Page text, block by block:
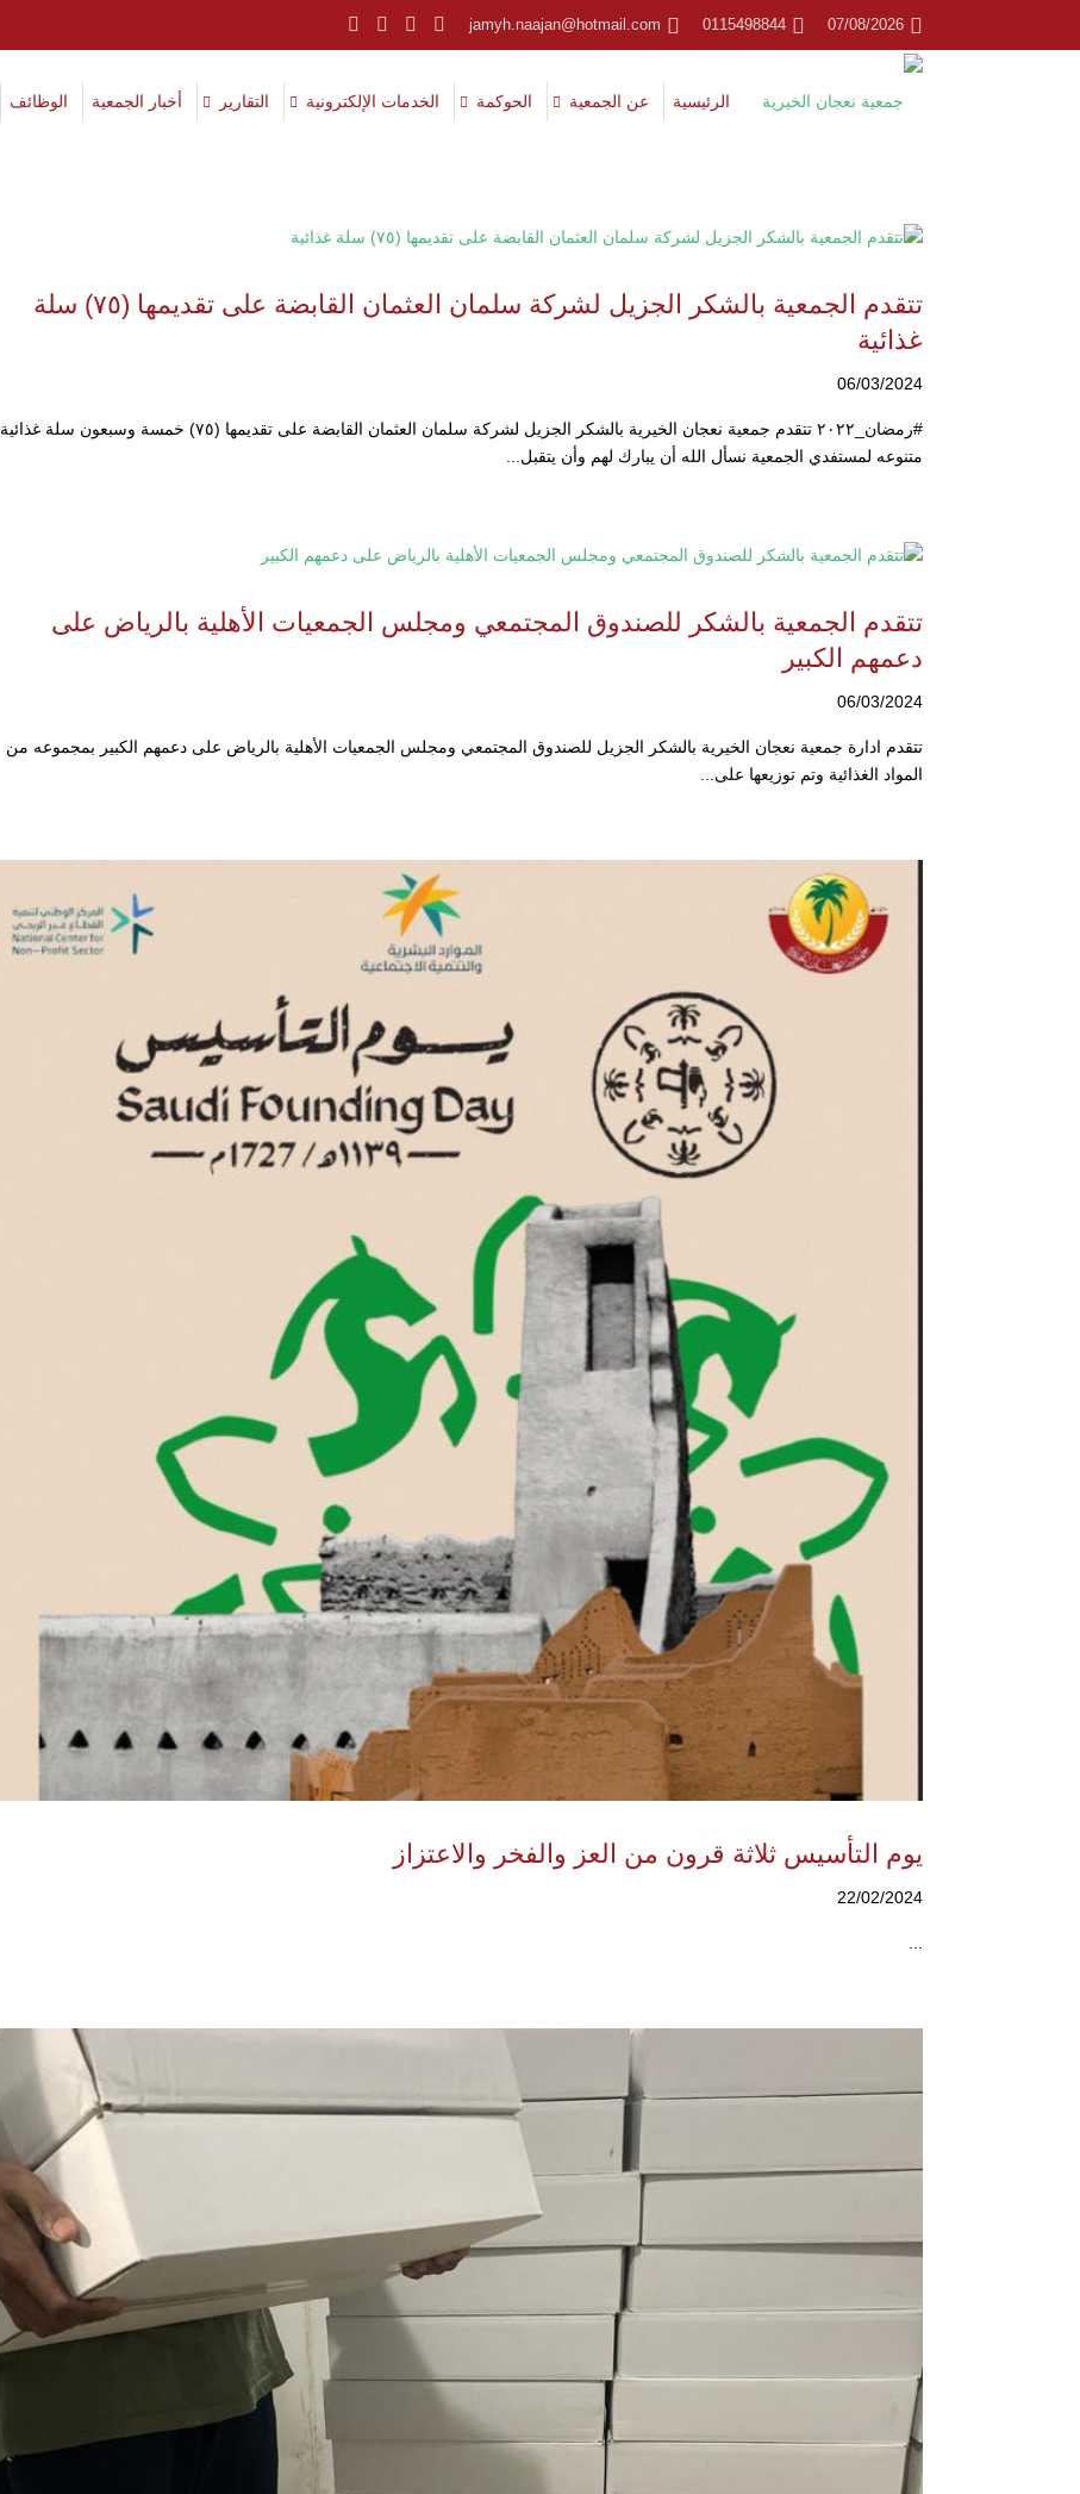
07/08/2026
0115498844
jamyh.naajan@hotmail.com
الرئيسية عن الجمعية الحوكمة الخدمات الإلكترونية التقارير أخبار الجمعية الوظائف
تتقدم الجمعية بالشكر الجزيل لشركة سلمان العثمان القابضة على تقديمها (٧٥) سلة
غذائية
06/03/2024
#رمضان_٢٠٢٢ تتقدم جمعية نعجان الخيرية بالشكر الجزيل لشركة سلمان العثمان القابضة على تقديمها (٧٥) خمسة وسبعون سلة غذائية
متنوعه لمستفدي الجمعية نسأل الله أن يبارك لهم وأن يتقبل...
تتقدم الجمعية بالشكر للصندوق المجتمعي ومجلس الجمعيات الأهلية بالرياض على
دعمهم الكبير
06/03/2024
تتقدم ادارة جمعية نعجان الخيرية بالشكر الجزيل للصندوق المجتمعي ومجلس الجمعيات الأهلية بالرياض على دعمهم الكبير بمجموعه من
المواد الغذائية وتم توزيعها على...
يوم التأسيس ثلاثة قرون من العز والفخر والاعتزاز
22/02/2024
...